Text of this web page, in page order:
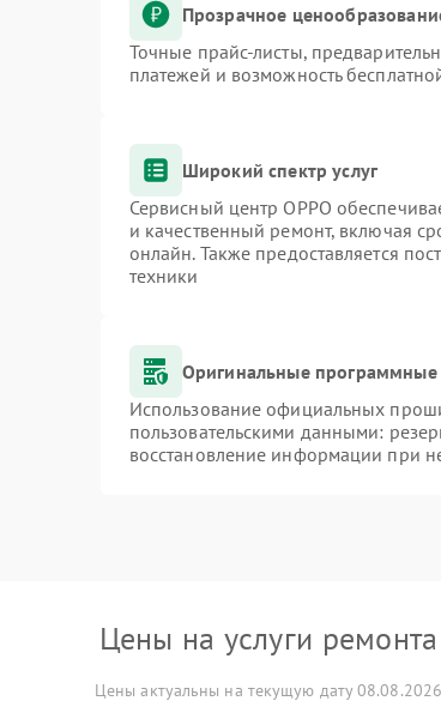
Прозрачное
Точные прайс-листы,
платежей и возможность
Широкий спектр услуг
Сервисный центр OPPO
и качественный ремонт, включая
онлайн. Также предоставляется
техники
Оригинальные
Использование официальных
пользовательскими данными:
восстановление информации при
Цены на услуги ремонта
Цены актуальны на текущую дату 08.08.2026